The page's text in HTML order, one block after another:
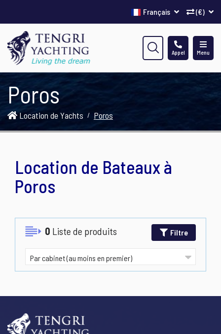
(€)
Français
Menu
Appel
Poros
Location de Yachts Poros
Location de Bateaux à
Poros
0 Liste de produits Filtre